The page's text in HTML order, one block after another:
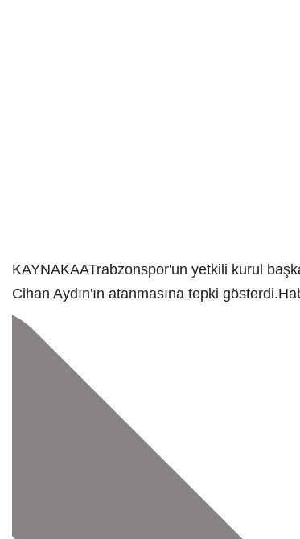
KAYNAKAATrabzonspor'un yetkili kurul
Cihan Aydın'ın atanmasına tepki gösterdi.